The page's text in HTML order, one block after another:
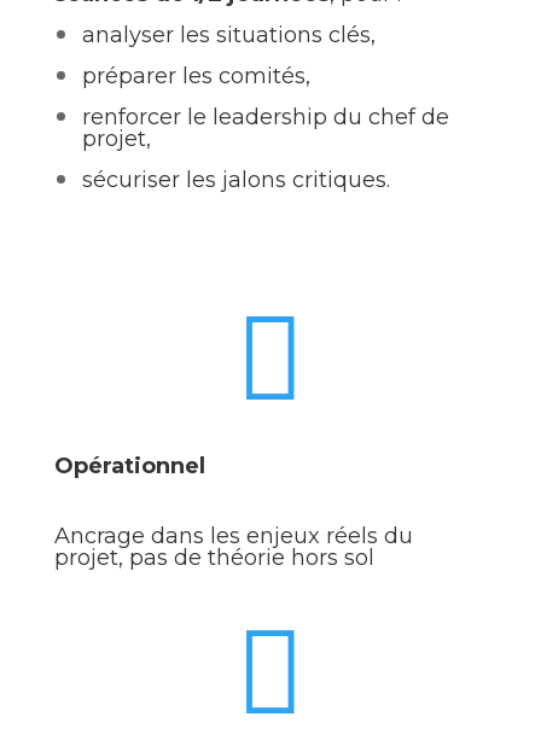
analyser les situations clés,
préparer les comités,
renforcer le leadership du chef de
projet,
sécuriser les jalons critiques.

Opérationnel
Ancrage dans les enjeux réels du
projet, pas de théorie hors sol
